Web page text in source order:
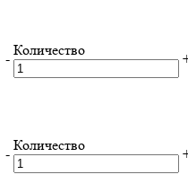
-
Количество
-
Количество